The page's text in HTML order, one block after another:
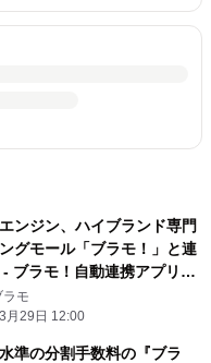
ンジン、ハイブランド専門
グモール「ブラモ！」と連
ラモ！自動連携アプリの
- モ
月29日 12:00
準の分割手数料の『ブラ